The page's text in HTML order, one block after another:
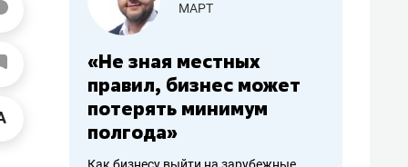
«Готовые решения»
«Мне лучше
не заработать вообще,
чем потерять
репутацию»